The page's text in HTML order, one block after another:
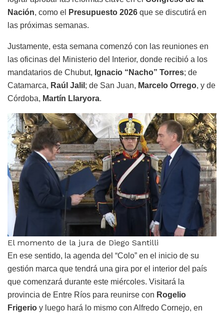
Nación, como el Presupuesto 2026 que se discutirá en
las próximas semanas.
Justamente, esta semana comenzó con las reuniones en
las oficinas del Ministerio del Interior, donde recibió a los
mandatarios de Chubut, Ignacio “Nacho” Torres; de
Catamarca, Raúl Jalil ; de San Juan, Marcelo Orrego, y de
Córdoba, Martín Llaryora.
El momento de la jura de Diego Santilli
En ese sentido, la agenda del “Colo” en el inicio de su
gestión marca que tendrá una gira por el interior del país
que comenzará durante este miércoles. Visitará la
provincia de Entre Ríos para reunirse con Rogelio
Frigerio y luego hará lo mismo con Alfredo Cornejo, en